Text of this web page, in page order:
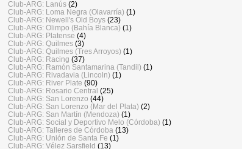
Club-ARG: Lanús (2)
Club-ARG: Loma Negra (Olavarría) (1)
Club-ARG: Newell's Old Boys (23)
Club-ARG: Olimpo (Bahía Blanca) (1)
Club-ARG: Platense (4)
Club-ARG: Quilmes (3)
Club-ARG: Quilmes (Tres Arroyos) (1)
Club-ARG: Racing (37)
Club-ARG: Ramón Santamarina (Tandil) (1)
Club-ARG: Rivadavia (Lincoln) (1)
Club-ARG: River Plate (90)
Club-ARG: Rosario Central (25)
Club-ARG: San Lorenzo (44)
Club-ARG: San Lorenzo (Mar del Plata) (2)
Club-ARG: San Martín (Mendoza) (1)
Club-ARG: Social y Deportivo Melo (Córdoba) (1)
Club-ARG: Talleres de Córdoba (13)
Club-ARG: Unión de Santa Fe (1)
Club-ARG: Vélez Sarsfield (13)